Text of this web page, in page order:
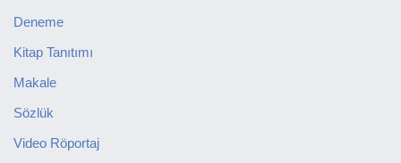
Deneme
Kitap Tanıtımı
Makale
Sözlük
Video Röportaj